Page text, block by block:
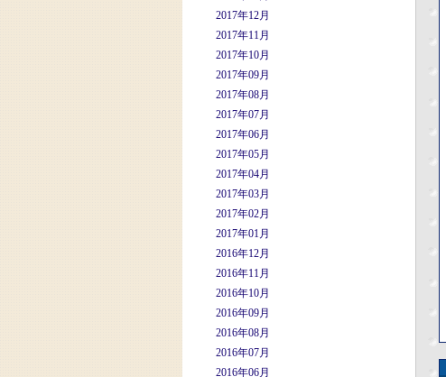
2017年12月
2017年11月
2017年10月
2017年09月
2017年08月
2017年07月
2017年06月
2017年05月
2017年04月
2017年03月
2017年02月
2017年01月
2016年12月
2016年11月
2016年10月
2016年09月
2016年08月
2016年07月
2016年06月